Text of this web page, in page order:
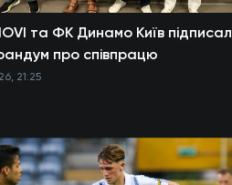
та ФК Динамо Київ
про співпрацю
21:25